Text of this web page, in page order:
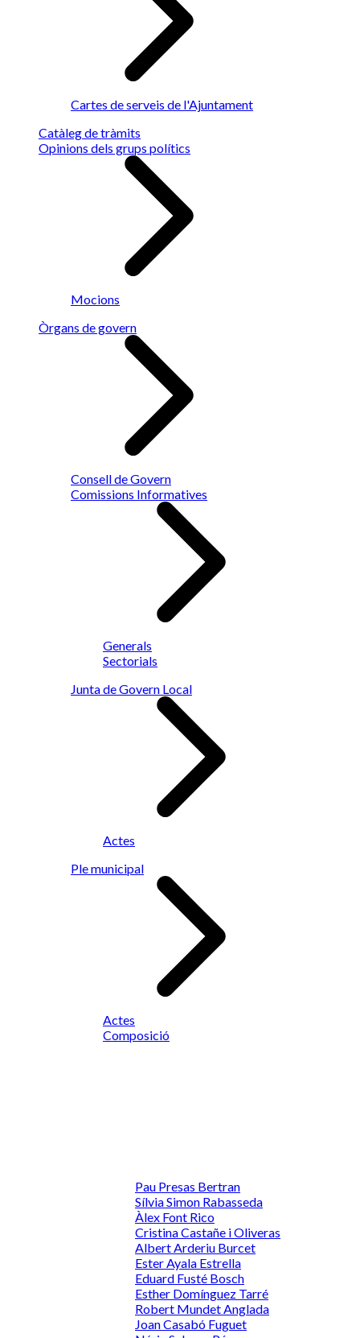
Cartes de serveis de l'Ajuntament
Catàleg de tràmits
Opinions dels grups polítics
Mocions
Òrgans de govern
Consell de Govern
Comissions Informatives
Generals
Sectorials
Junta de Govern Local
Actes
Ple municipal
Actes
Composició
Pau Presas Bertran
Sílvia Simon Rabasseda
Àlex Font Rico
Cristina Castañe i Oliveras
Albert Arderiu Burcet
Ester Ayala Estrella
Eduard Fusté Bosch
Esther Domínguez Tarré
Robert Mundet Anglada
Joan Casabó Fuguet